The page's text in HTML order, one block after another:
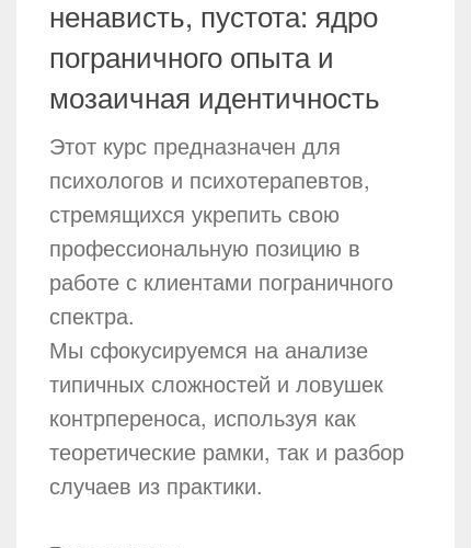
ненависть, пустота: ядро
пограничного опыта и
мозаичная идентичность
Этот курс предназначен для
психологов и психотерапевтов,
стремящихся укрепить свою
профессиональную позицию в
работе с клиентами пограничного
спектра.
Мы сфокусируемся на анализе
типичных сложностей и ловушек
контрпереноса, используя как
теоретические рамки, так и разбор
случаев из практики.